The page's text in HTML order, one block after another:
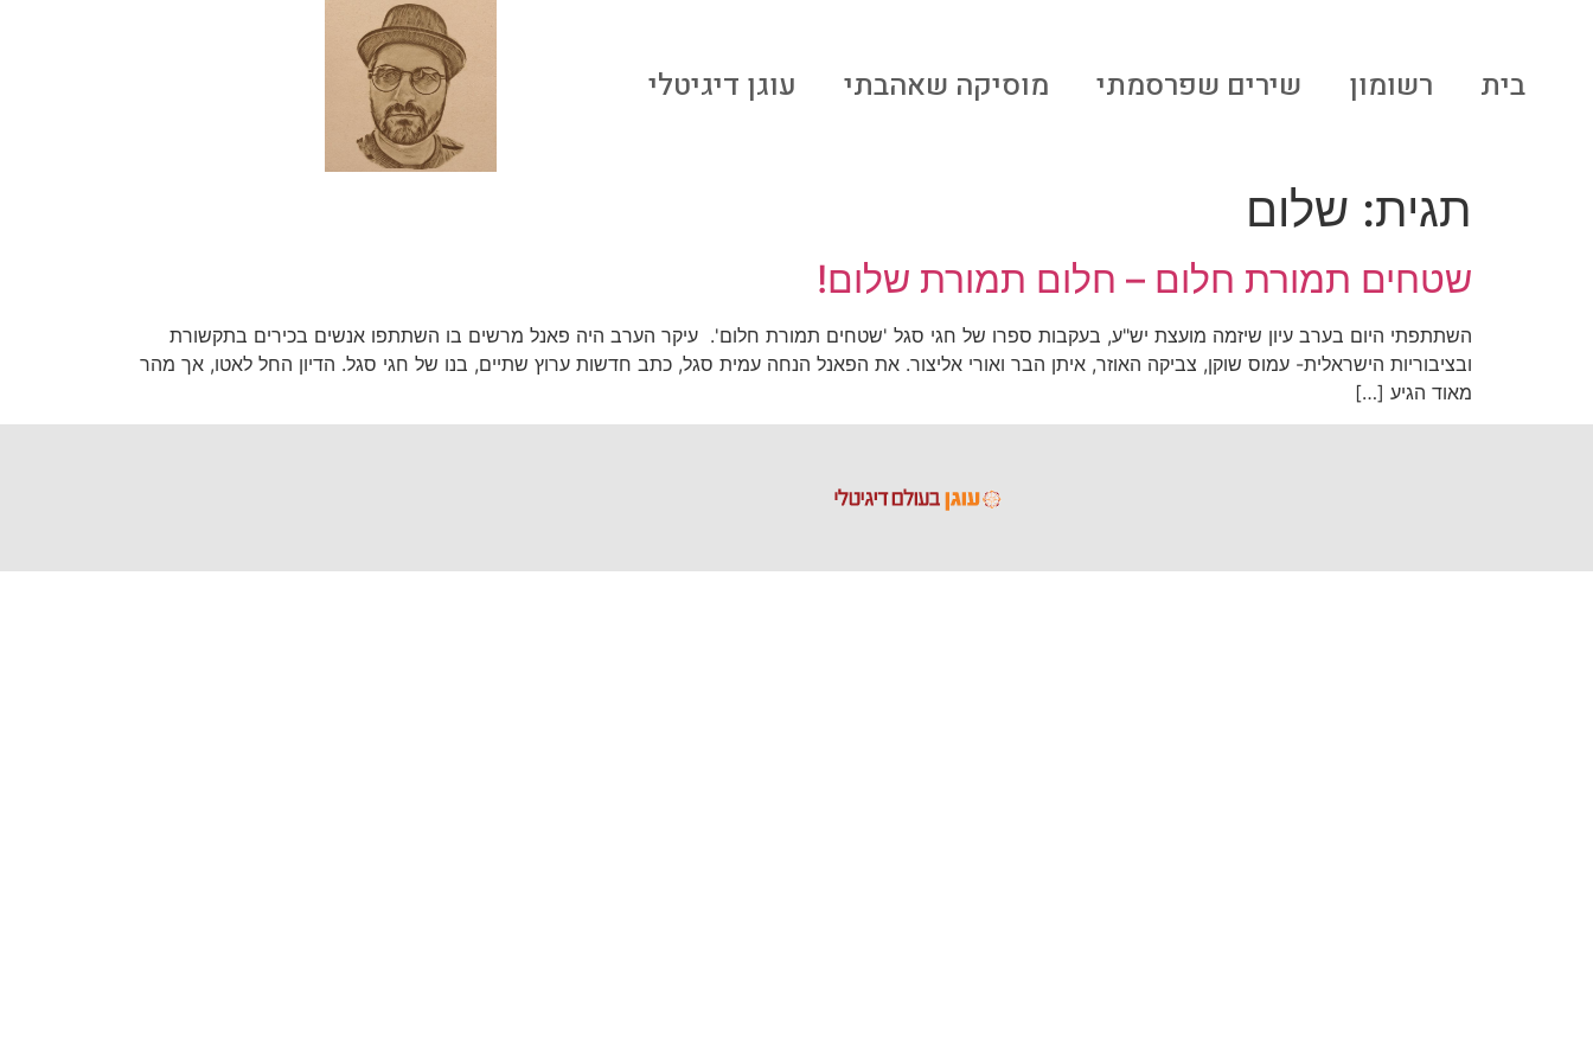
בית רשומון שירים שפרסמתי מוסיקה שאהבתי עוגן דיגיטלי
תגית: שלום
שטחים תמורת חלום – חלום תמורת שלום!
השתתפתי היום בערב עיון שיזמה מועצת יש"ע, בעקבות ספרו של חגי סגל 'שטחים תמורת חלום'. עיקר הערב היה פאנל מרשים בו השתתפו אנשים בכירים בתקשורת
ובציבוריות הישראלית- עמוס שוקן, צביקה האוזר, איתן הבר ואורי אליצור. את הפאנל הנחה עמית סגל, כתב חדשות ערוץ שתיים, בנו של חגי סגל. הדיון החל לאטו, אך מהר
מאוד הגיע […]